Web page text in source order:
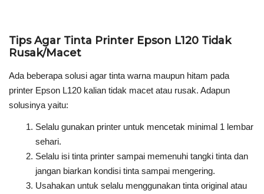
Tips Agar Tinta Printer Epson L120 Tidak
Rusak/Macet
Ada beberapa solusi agar tinta warna maupun hitam pada
printer Epson L120 kalian tidak macet atau rusak. Adapun
solusinya yaitu:
Selalu gunakan printer untuk mencetak minimal 1 lembar
sehari.
Selalu isi tinta printer sampai memenuhi tangki tinta dan
jangan biarkan kondisi tinta sampai mengering.
Usahakan untuk selalu menggunakan tinta original atau